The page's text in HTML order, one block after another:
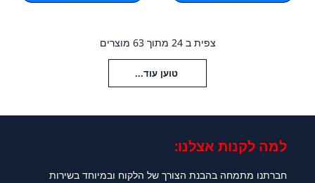
צפית ב 24 מתוך 63 מוצרים
טוען עוד...
למה לקנות אצלנו:​
חברתנו מתמחה בהבנת הצורך של הלקוח ובמיוחד בשירות